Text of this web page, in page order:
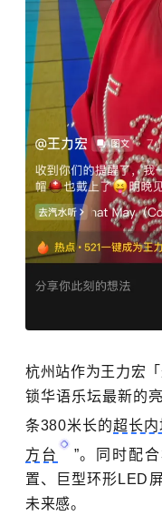
杭州站作为王力宏
锁华语乐坛最新的
条380米长的超长内
方台
”。
同时配
置、巨型环形LED
未来感。